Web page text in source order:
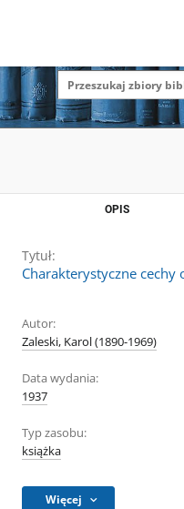
OPIS
Tytuł:
Charakterystyczne
Autor:
Zaleski, Karol (1890-1969)
Data wydania:
1937
Typ zasobu:
książka
Więcej